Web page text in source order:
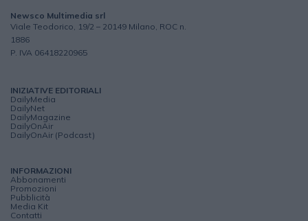
Newsco Multimedia srl
Viale Teodorico, 19/2 – 20149 Milano, ROC n.
1886
P. IVA 06418220965
INIZIATIVE EDITORIALI
DailyMedia
DailyNet
DailyMagazine
DailyOnAir
DailyOnAir (Podcast)
INFORMAZIONI
Abbonamenti
Promozioni
Pubblicità
Media Kit
Contatti